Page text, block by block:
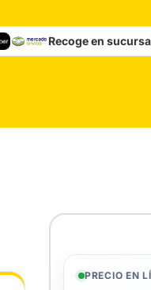
Recoge en
PRECIO EN